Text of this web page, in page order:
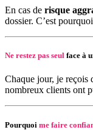
En cas de risque
dossier. C’est
Ne restez pas seul face à
Chaque jour, je reçois
nombreux clients ont
Pourquoi me faire